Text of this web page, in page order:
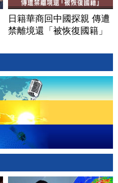
日籍華商回中國探親 傳遭
禁離境還「被恢復國籍」